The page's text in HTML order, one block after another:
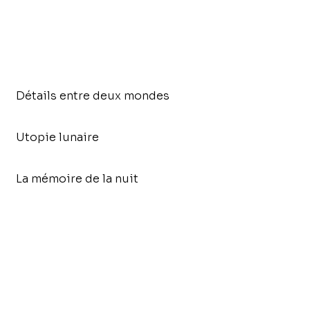
Détails entre deux mondes
Utopie lunaire
La mémoire de la nuit